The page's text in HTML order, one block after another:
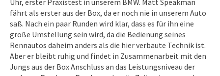
fährt als erster aus der Box, da er noch nie in unserem Auto
saß. Nach ein paar Runden wird klar, dass es für ihn eine
große Umstellung sein wird, da die Bedienung seines
Rennautos daheim anders als die hier verbaute Technik ist.
Aber er bleibt ruhig und findet in Zusammenarbeit mit den
Jungs aus der Box Anschluss an das Leistungsniveau der